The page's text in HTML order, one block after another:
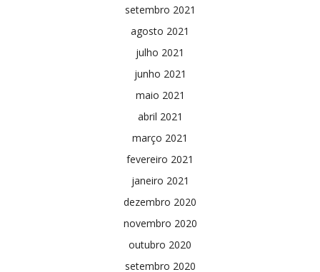
setembro 2021
agosto 2021
julho 2021
junho 2021
maio 2021
abril 2021
março 2021
fevereiro 2021
janeiro 2021
dezembro 2020
novembro 2020
outubro 2020
setembro 2020